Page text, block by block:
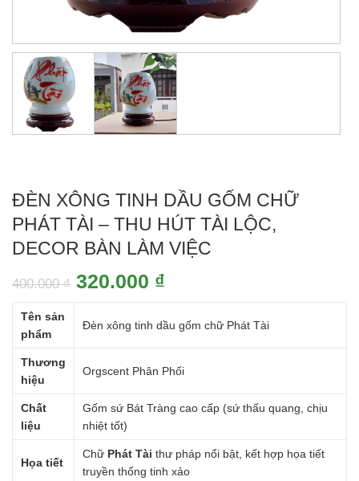
ĐÈN XÔNG TINH DẦU GỐM CHỮ
PHÁT TÀI – THU HÚT TÀI LỘC,
DECOR BÀN LÀM VIỆC
400.000₫ Giá
là:
320.000 ₫
tại
Tên sản
phẩm
Đèn xông tinh dầu gốm chữ Phát Tài
Thương
hiệu
Orgscent Phân Phối
Chất
liệu
Gốm sứ Bát Tràng cao cấp (sứ thấu quang, chịu
nhiệt tốt)
Họa tiết
Chữ Phát Tài thư pháp nổi bật, kết hợp họa tiết
truyền thống tinh xảo